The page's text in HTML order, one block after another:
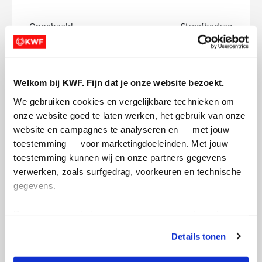
Welkom bij KWF. Fijn dat je onze website bezoekt.
We gebruiken cookies en vergelijkbare technieken om
onze website goed te laten werken, het gebruik van onze
website en campagnes te analyseren en — met jouw
toestemming — voor marketingdoeleinden. Met jouw
toestemming kunnen wij en onze partners gegevens
verwerken, zoals surfgedrag, voorkeuren en technische
gegevens.
tonen. Je kunt je toestemming op elk moment wijzigen of
intrekken via Cookie instellingen onderaan de pagina. De
Details tonen
Opgehaald
€0
Streefbedrag
€150
Fien's badges